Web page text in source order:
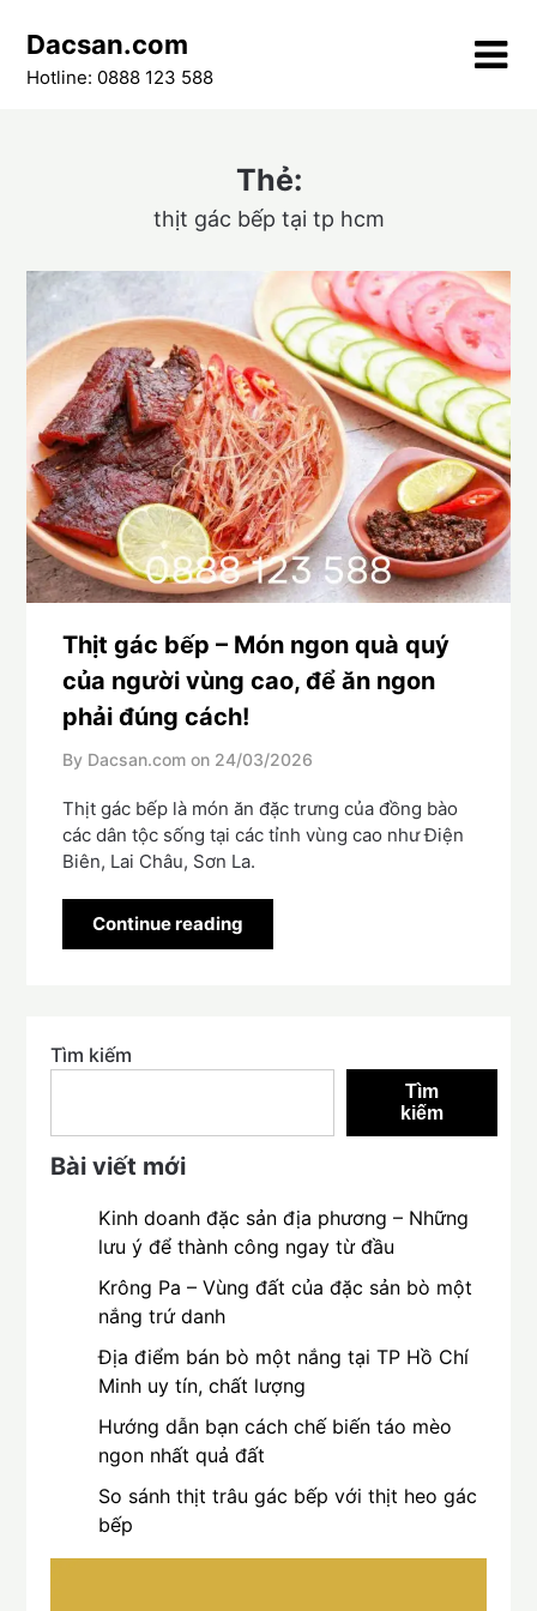
content
Dacsan.com
Hotline: 0888 123 588
Thẻ:
thịt gác bếp tại tp hcm
Thịt gác bếp – Món ngon quà quý
của người vùng cao, để ăn ngon
phải đúng cách!
By Dacsan.com on 24/03/2026
Thịt gác bếp là món ăn đặc trưng của đồng bào
các dân tộc sống tại các tỉnh vùng cao như Điện
Biên, Lai Châu, Sơn La.
Continue reading
Tìm kiếm
Tìm
kiếm
Bài viết mới
Kinh doanh đặc sản địa phương – Những
lưu ý để thành công ngay từ đầu
Krông Pa – Vùng đất của đặc sản bò một
nắng trứ danh
Địa điểm bán bò một nắng tại TP Hồ Chí
Minh uy tín, chất lượng
Hướng dẫn bạn cách chế biến táo mèo
ngon nhất quả đất
So sánh thịt trâu gác bếp với thịt heo gác
bếp